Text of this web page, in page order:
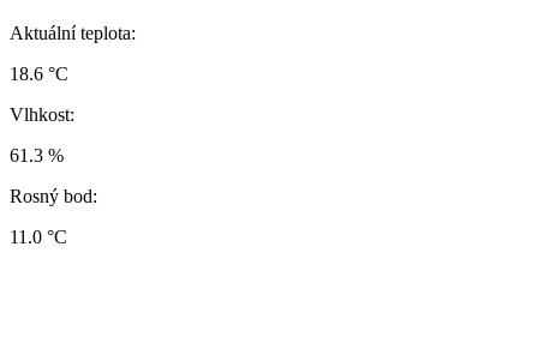
Aktuální teplota:
18.6 °C
Vlhkost:
61.3 %
Rosný bod:
11.0 °C